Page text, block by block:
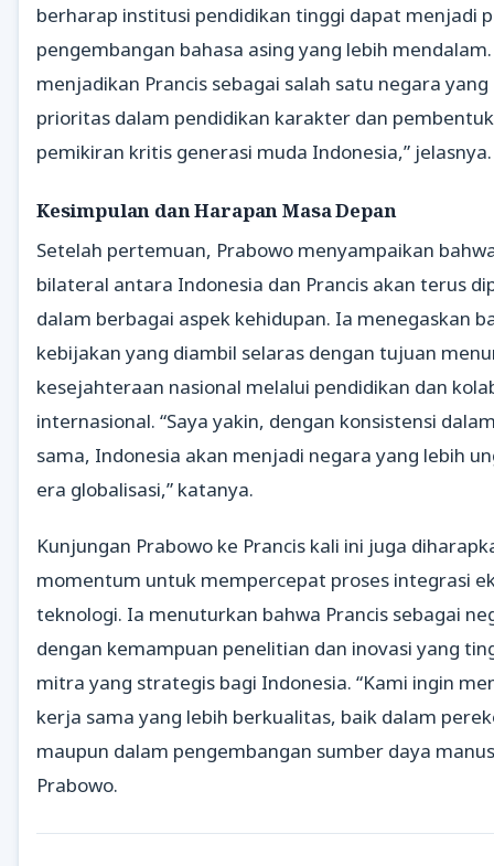
berharap institusi pendidikan tinggi dapat menjadi
pengembangan bahasa asing yang lebih
menjadikan Prancis sebagai salah satu negara
prioritas dalam pendidikan karakter dan
pemikiran kritis generasi muda Indonesia,” jelasnya.
Kesimpulan dan Harapan Masa Depan
Setelah pertemuan, Prabowo menyampaikan
bilateral antara Indonesia dan Prancis akan terus
dalam berbagai aspek kehidupan. Ia menegaskan
kebijakan yang diambil selaras dengan tujuan
kesejahteraan nasional melalui pendidikan dan
internasional. “Saya yakin, dengan konsistensi
sama, Indonesia akan menjadi negara yang lebih
era globalisasi,” katanya.
Kunjungan Prabowo ke Prancis kali ini juga
momentum untuk mempercepat proses integrasi
teknologi. Ia menuturkan bahwa Prancis sebagai
dengan kemampuan penelitian dan inovasi yang
mitra yang strategis bagi Indonesia. “Kami ingin
kerja sama yang lebih berkualitas, baik dalam
maupun dalam pengembangan sumber daya
Prabowo.